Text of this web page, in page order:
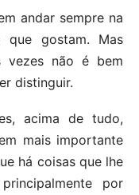
andar sempre na
que gostam. Mas
vezes não é bem
distinguir.
acima de tudo,
mais importante
há coisas que lhe
por